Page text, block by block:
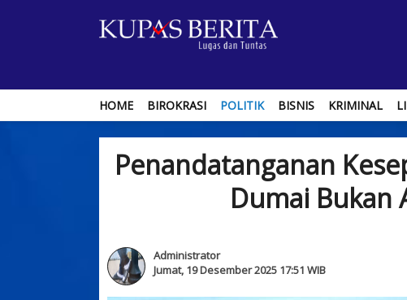
HOME BIROKRASI POLITIK BISNIS KRIMINAL
Penandatanganan
Dumai Bukan
Administrator
Jumat, 19 Desember 2025 17:51 WIB